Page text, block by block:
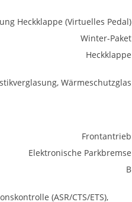
Heckklappe (Virtuelles Pedal)
Winter-Paket
Heckklappe
Wärmeschutzglas
Frontantrieb
Elektronische Parkbremse
B
(ASR/CTS/ETS),